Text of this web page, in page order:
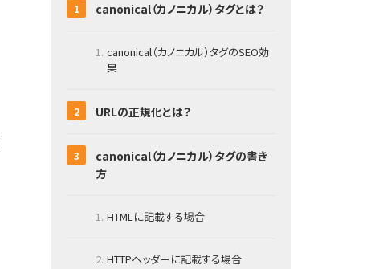
canonical（カノニカル）タグとは？
canonical（カノニカル）タグのSEO効
果
URLの正規化とは？
canonical（カノニカル）タグの書き
方
HTMLに記載する場合
HTTPヘッダーに記載する場合